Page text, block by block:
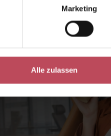
Marketing
Alle zulassen